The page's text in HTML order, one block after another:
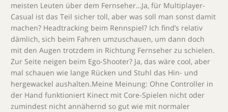
meisten Leuten über dem Fernseher…Ja, für Multiplayer-
Casual ist das Teil sicher toll, aber was soll man sonst damit
machen? Headtracking beim Rennspiel? Ich find’s relativ
dämlich, sich beim Fahren umzuschauen, um dann doch
mit den Augen trotzdem in Richtung Fernseher zu schielen.
Zur Seite neigen beim Ego-Shooter? Ja, das wäre cool, aber
mal schauen wie lange Rücken und Stuhl das Hin- und
hergewackel aushalten.Meine Meinung: Ohne Controller in
der Hand funktioniert Kinect mit Core-Spielen nicht oder
zumindest nicht annähernd so gut wie mit normaler